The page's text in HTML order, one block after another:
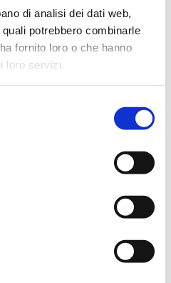
di analisi dei dati web,
potrebbero combinarle
fornito loro o che hanno
loro servizi.